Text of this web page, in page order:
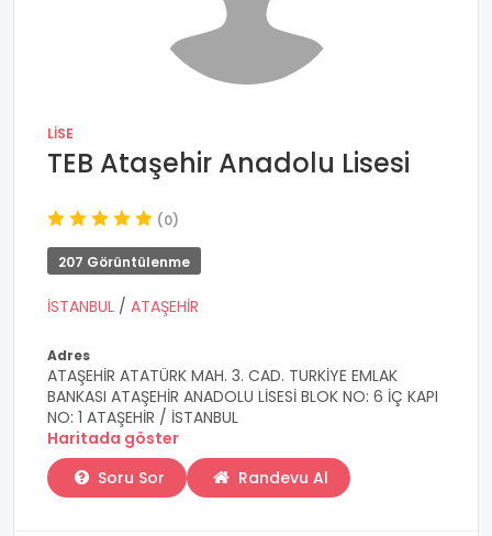
LISE
TEB Ataşehir Anadolu Lisesi
(0)
207 Görüntülenme
İSTANBUL / ATAŞEHİR
Adres
ATAŞEHİR ATATÜRK MAH. 3. CAD. TURKİYE EMLAK
BANKASI ATAŞEHİR ANADOLU LİSESİ BLOK NO: 6 İÇ KAPI
NO: 1 ATAŞEHİR / İSTANBUL
Haritada göster
Soru Sor
Randevu Al